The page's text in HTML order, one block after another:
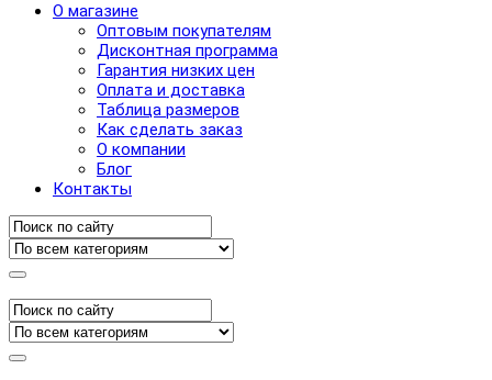
О магазине
Оптовым покупателям
Дисконтная программа
Гарантия низких цен
Оплата и доставка
Таблица размеров
Как сделать заказ
О компании
Блог
Контакты